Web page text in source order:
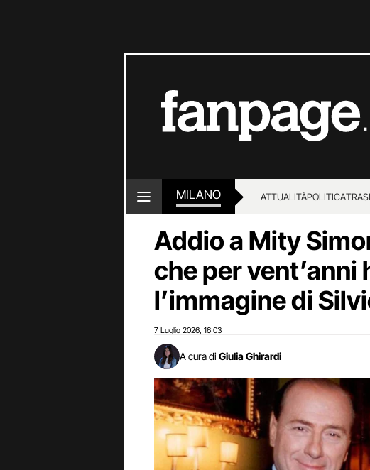
MILANO ATTUALITÀPOLITICA
Addio a Mity
che per
l’immagine di
7 Luglio 2026 16:03
A cura di Giulia Ghirardi